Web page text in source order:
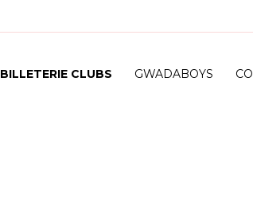
BILLETERIE CLUBS GWADABOYS